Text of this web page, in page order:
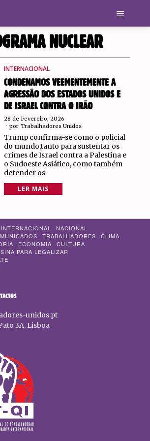
NUCLEAR
INTERNACIONAL
CONDENAMOS VEEMENTEMENTE A
AGRESSÃO DOS ESTADOS UNIDOS E
DE ISRAEL CONTRA O IRÃO
28 de Fevereiro, 2026
por Trabalhadores Unidos
Trump confirma-se como o policial
do mundo,tanto para sustentar os
crimes de Israel contra a Palestina e
o Sudoeste Asiático, como também
defender os
LER MAIS
INTERNACIONAL
NACIONAL
TRABALHADORES
CLIMA
ECONOMIA
CULTURA
PARA LEGALIZAR
unidos.pt
3A, Lisboa